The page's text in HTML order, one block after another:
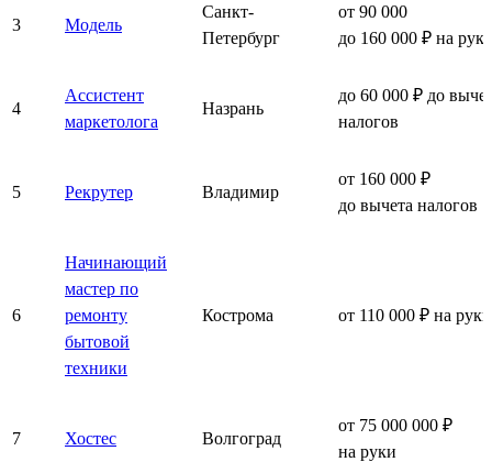
3 Модель
Санкт-
Петербург
от 90 000
до 160 000 ₽ на
4
Ассистент
маркетолога
Назрань
до 60 000 ₽ до
налогов
5 Рекрутер Владимир
от 160 000 ₽
до вычета налогов
6
Начинающий
мастер по
ремонту
бытовой
техники
Кострома от 110 000 ₽ на руки
7 Хостес Волгоград
от 75 000 000 ₽
на руки